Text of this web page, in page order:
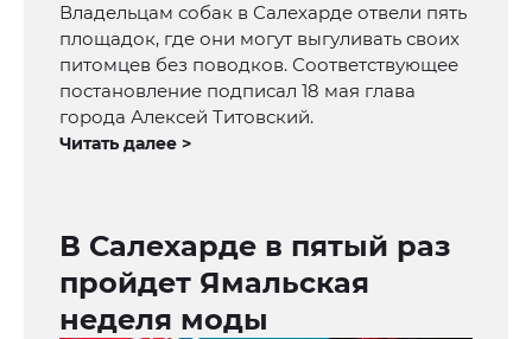
Владельцам собак в Салехарде отвели пять
площадок, где они могут выгуливать своих
питомцев без поводков. Соответствующее
постановление подписал 18 мая глава
города Алексей Титовский.
Читать далее >
В Салехарде в пятый раз
пройдет Ямальская
неделя моды